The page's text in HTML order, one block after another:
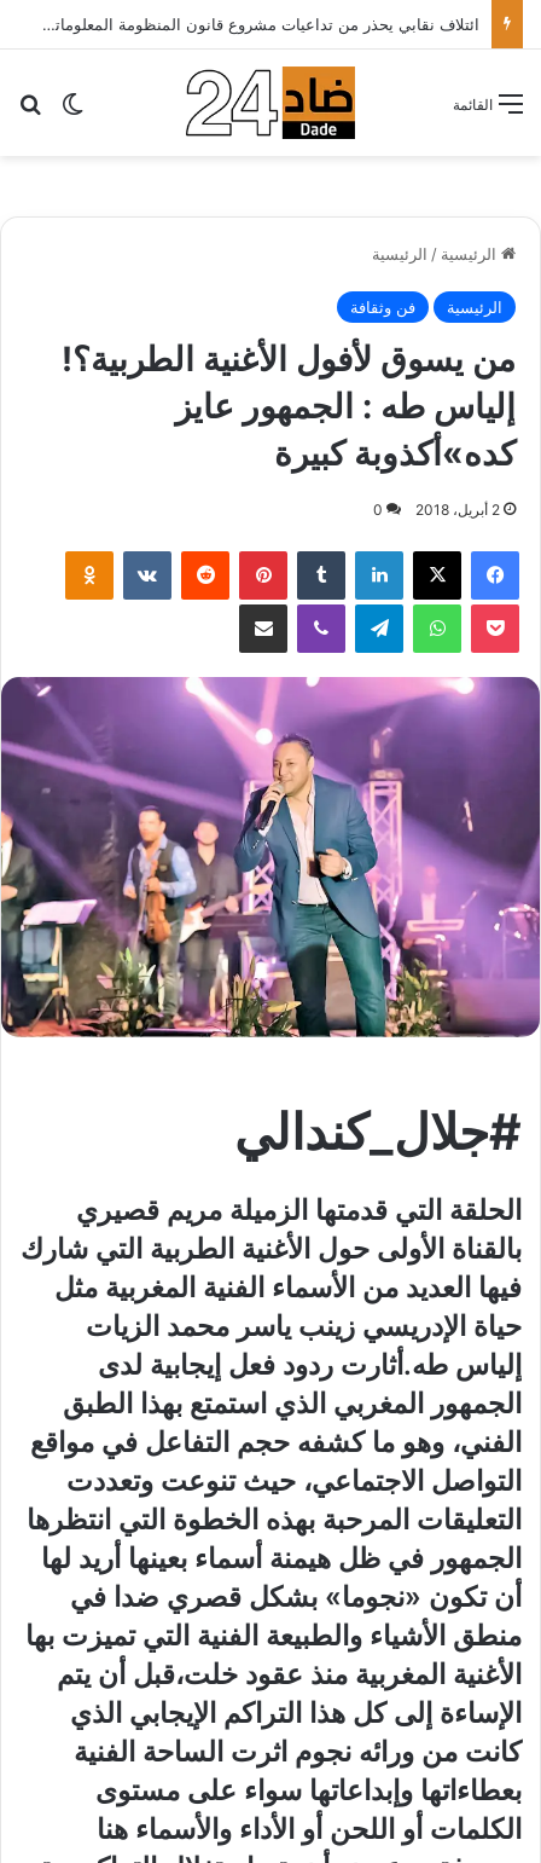
الأطباء الخواص يدعون أخنوش لتطبيق شعار الدولة الاجتماعية بتقليص كلفة العلاج على المرضى…
الوضع القائمة
الرئيسية / الرئيسية
الرئيسية فن وثقافة
من‮ ‬يسوق لأفول الأغنية الطربية؟‮!‬
إلياس طه ‮: ‬الجمهور عايز
كده»أكذوبة كبيرة
2 أبريل، 2018 0
لينكدإن بينتيريست
واتساب
#جلال_كندالي
الحلقة التي‮ ‬قدمتها الزميلة مريم قصيري‮
‬بالقناة الأولى حول الأغنية الطربية التي‮ ‬شارك
فيها العديد من الأسماء الفنية المغربية مثل
حياة الإدريسي‮ ‬زينب‮ ‬ياسر محمد الزيات
إلياس طه.أثارت ردود فعل إيجابية لدى
الجمهور المغربي‮ ‬الذي‮ ‬استمتع بهذا الطبق
الفني،‮ ‬وهو ما كشفه حجم التفاعل في‮ ‬مواقع
التواصل الاجتماعي،‮ ‬حيث تنوعت وتعددت
التعليقات المرحبة بهذه الخطوة التي‮ ‬انتظرها
الجمهور في‮ ‬ظل هيمنة أسماء بعينها أريد لها
أن تكون‮ «‬نجوما‮» ‬بشكل قصري‮ ‬ضدا في‮
‬منطق الأشياء والطبيعة الفنية التي‮ ‬تميزت بها
الأغنية المغربية منذ عقود خلت،قبل أن‮ ‬يتم
الإساءة إلى كل هذا التراكم الإيجابي‮ ‬الذي‮
‬كانت من ورائه نجوم اثرت الساحة الفنية
بعطاءاتها وإبداعاتها سواء على مستوى
الكلمات أو اللحن أو الأداء والأسماء هنا